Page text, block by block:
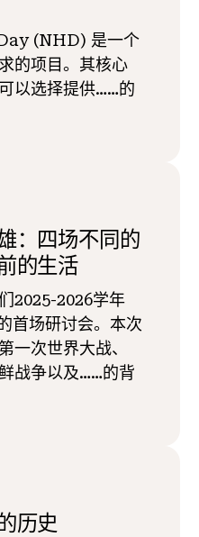
(NHD) 是一个
的项目。其核心
以选择提供……的
：四场不同的
的生活
2025-2026学年
首场研讨会。本次
一次世界大战、
战争以及……的背
历史